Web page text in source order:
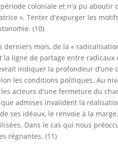
coloniale et n'a pu aboutir
». Tenter d'expurger les
(10)
mois, de la «
ligne de partage entre radicaux
indiquer la profondeur
les conditions politiques. Au
acteurs d'une fermeture du
admises invalident la
ses idéaux, le renvoie à la
Dans le cas qui nous
régnantes. (11)